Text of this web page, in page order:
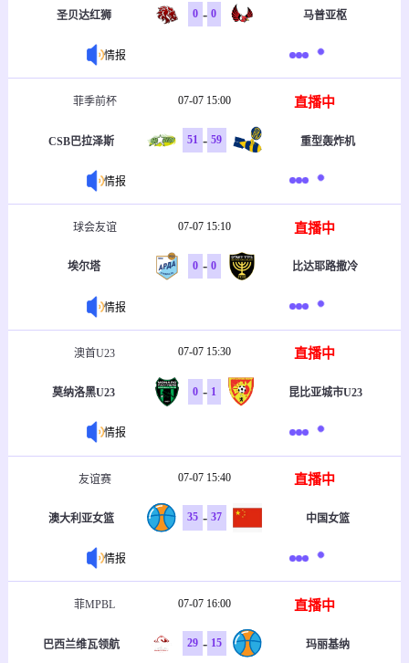
圣贝达红狮 0 - 0 马普亚枢
情报
菲季前杯 07-07 15:00 直播中
CSB巴拉泽斯 51 - 59 重型轰炸机
情报
球会友谊 07-07 15:10 直播中
埃尔塔 0 - 0 比达耶路撒冷
情报
澳首U23 07-07 15:30 直播中
莫纳洛黑U23 0 - 1 昆比亚城市U23
情报
友谊赛 07-07 15:40 直播中
澳大利亚女篮 35 - 37 中国女篮
情报
菲MPBL 07-07 16:00 直播中
巴西兰维瓦领航 29 - 15 玛丽基纳